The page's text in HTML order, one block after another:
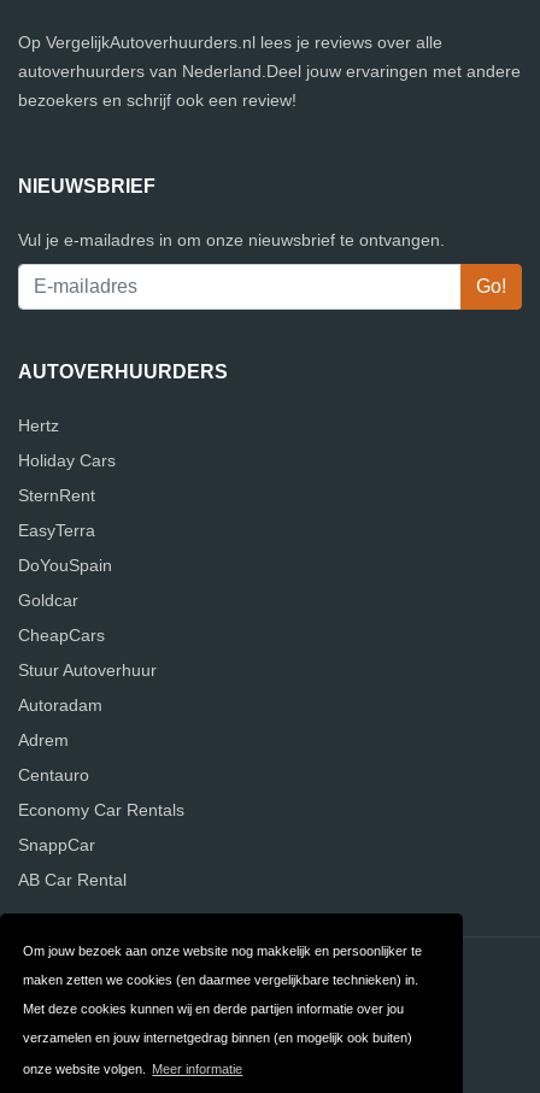
Om jouw bezoek aan onze website nog makkelijk en persoonlijker te
maken zetten we cookies (en daarmee vergelijkbare technieken) in.
Met deze cookies kunnen wij en derde partijen informatie over jou
verzamelen en jouw internetgedrag binnen (en mogelijk ook buiten)
onze website volgen. Meer informatie
Op VergelijkAutoverhuurders.nl lees je reviews over alle
autoverhuurders van Nederland.Deel jouw ervaringen met andere
bezoekers en schrijf ook een review!
NIEUWSBRIEF
Vul je e-mailadres in om onze nieuwsbrief te ontvangen.
AUTOVERHUURDERS
Hertz
Holiday Cars
SternRent
EasyTerra
DoYouSpain
Goldcar
CheapCars
Stuur Autoverhuur
Autoradam
Adrem
Centauro
Economy Car Rentals
SnappCar
AB Car Rental
Contact Privacy
Algemene FAQ